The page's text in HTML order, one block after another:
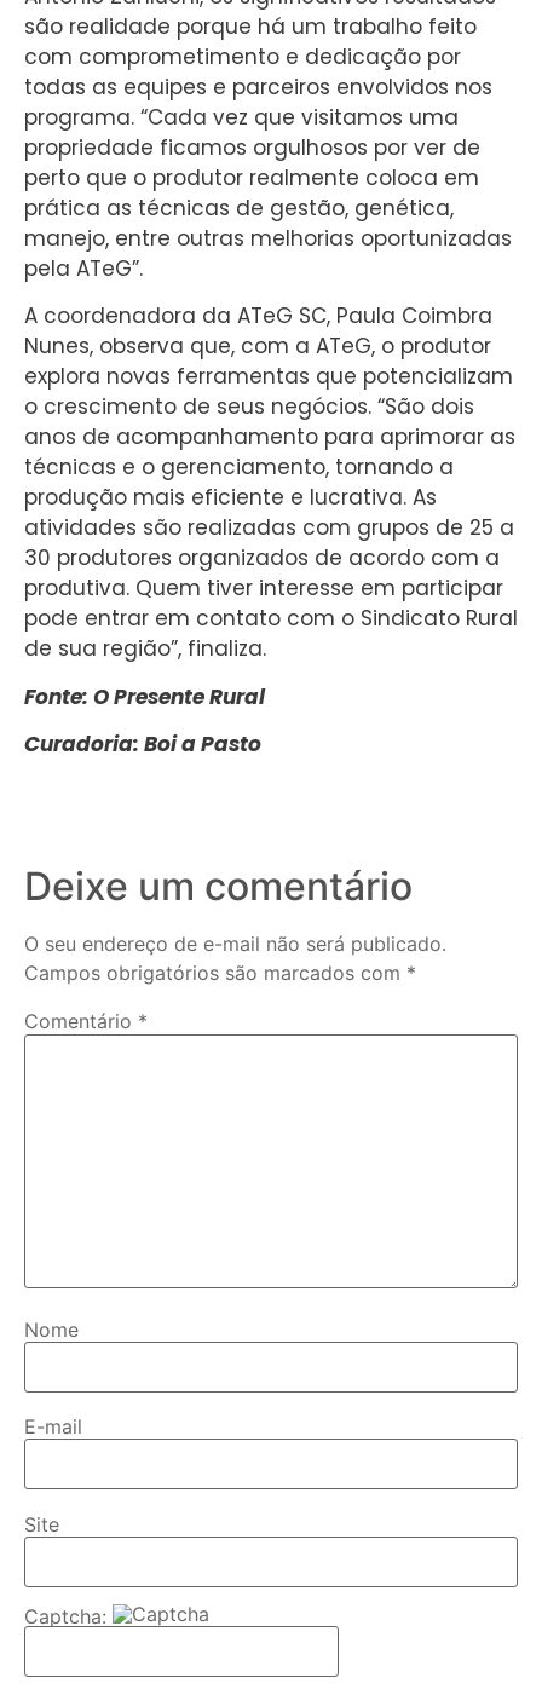
são realidade porque há um trabalho feito
com comprometimento e dedicação por
todas as equipes e parceiros envolvidos nos
programa. “Cada vez que visitamos uma
propriedade ficamos orgulhosos por ver de
perto que o produtor realmente coloca em
prática as técnicas de gestão, genética,
manejo, entre outras melhorias oportunizadas
pela ATeG”.
A coordenadora da ATeG SC, Paula Coimbra
Nunes, observa que, com a ATeG, o produtor
explora novas ferramentas que potencializam
o crescimento de seus negócios. “São dois
anos de acompanhamento para aprimorar as
técnicas e o gerenciamento, tornando a
produção mais eficiente e lucrativa. As
atividades são realizadas com grupos de 25 a
30 produtores organizados de acordo com a
produtiva. Quem tiver interesse em participar
pode entrar em contato com o Sindicato Rural
de sua região”, finaliza.
Fonte: O Presente Rural
Curadoria: Boi a Pasto
Deixe um comentário
O seu endereço de e-mail não será publicado.
Campos obrigatórios são marcados com *
Comentário *
Nome
E-mail
Site
Captcha: